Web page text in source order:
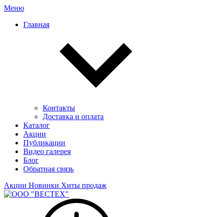
Меню
Главная
Контакты
Доставка и оплата
Каталог
Акции
Публикации
Видео галерея
Блог
Обратная связь
Акции Новинки Хиты продаж